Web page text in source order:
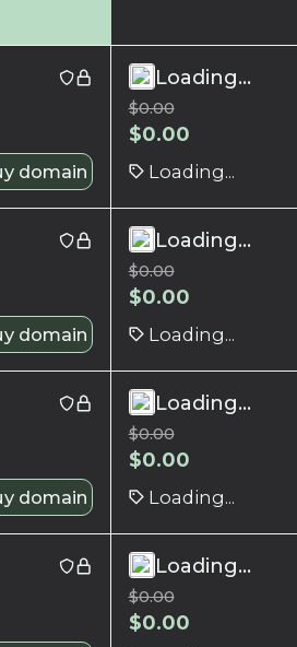
domain
Loading...
$0.00
$0.00
Loading...
domain
Loading...
$0.00
$0.00
Loading...
domain
Loading...
$0.00
$0.00
Loading...
Loading...
$0.00
$0.00